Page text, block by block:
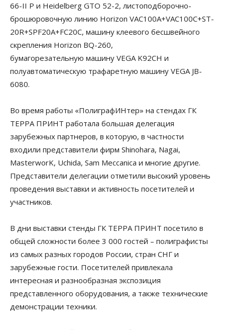
66-II P и Heidelberg GTO 52-2, листоподборочно-
брошюровочную линию Horizon VAC100A+VAC100C+ST-
20R+SPF20A+FC20C, машину клеевого бесшвейного
скрепления Horizon BQ-260,
бумагорезательную машину VEGA K92CH и
полуавтоматическую трафаретную машину VEGA JB-
6080.
Во время работы «ПолиграфИНтер» на стендах ГК
ТЕРРА ПРИНТ работала большая делегация
зарубежных партнеров, в которую, в частности
входили представители фирм Shinohara, Nagai,
MasterworK, Uchida, Sam Meccanica и многие другие.
Представители делегации отметили высокий уровень
проведения выставки и активность посетителей и
участников.
В дни выставки стенды ГК ТЕРРА ПРИНТ посетило в
общей сложности более 3 000 гостей – полиграфисты
из самых разных городов России, стран СНГ и
зарубежные гости. Посетителей привлекала
интересная и разнообразная экспозиция
представленного оборудования, а также технические
демонстрации техники.